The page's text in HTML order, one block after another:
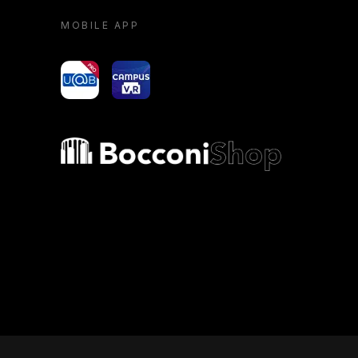
MOBILE APP
yoU@B Campus VR
Bocconi shop